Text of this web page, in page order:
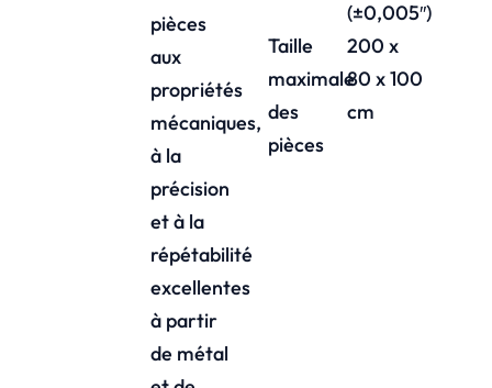
pièces
aux
propriétés
mécaniques,
à la
précision
et à la
répétabilité
excellentes
à partir
de métal
(±0,005″)
Taille
maximale
des
pièces
200 x
80 x 100
cm